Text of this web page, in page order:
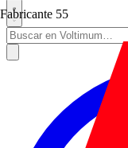
Fabricante 55